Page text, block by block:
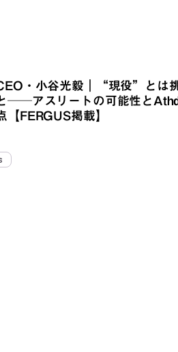
・小谷光毅｜“現役”とは
──アスリートの可能性と
【FERGUS掲載】